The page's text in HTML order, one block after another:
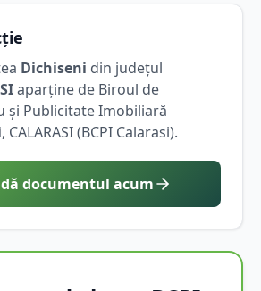
Dichiseni din județul
aparține de Biroul de
și Publicitate Imobiliară
, CALARASI(BCPI Calarasi).
documentul acum